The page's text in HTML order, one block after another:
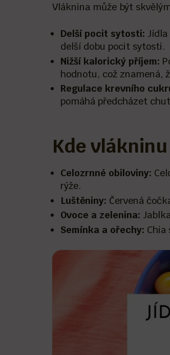
Vláknina může být
Delší pocit sytosti:
delší dobu pocit sytosti.
Nižší kalorický příjem:
hodnotu, což znamená,
Regulace krevního
pomáhá předcházet
Kde
Celozrnné obiloviny:
rýže.
Luštěniny: Červená
Ovoce a zelenina:
Semínka a ořechy: Chia